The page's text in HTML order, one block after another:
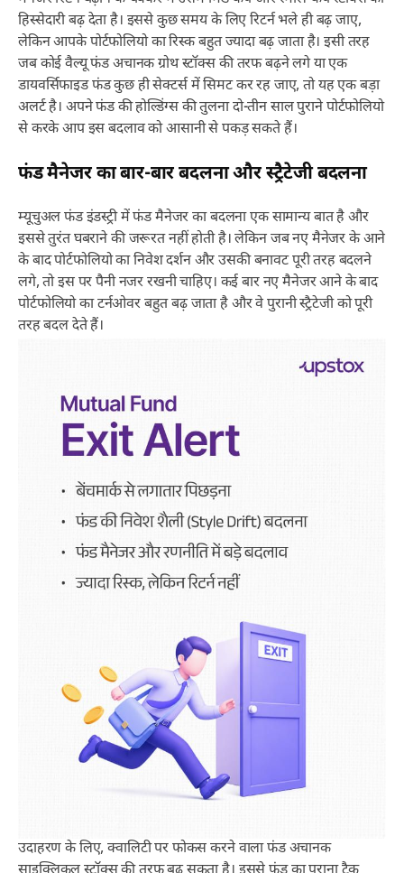
हिस्सेदारी बढ़ देता है। इससे कुछ समय के लिए रिटर्न भले ही बढ़ जाए,
लेकिन आपके पोर्टफोलियो का रिस्क बहुत ज्यादा बढ़ जाता है। इसी तरह
जब कोई वैल्यू फंड अचानक ग्रोथ स्टॉक्स की तरफ बढ़ने लगे या एक
डायवर्सिफाइड फंड कुछ ही सेक्टर्स में सिमट कर रह जाए, तो यह एक बड़ा
अलर्ट है। अपने फंड की होल्डिंग्स की तुलना दो-तीन साल पुराने पोर्टफोलियो
से करके आप इस बदलाव को आसानी से पकड़ सकते हैं।
फंड मैनेजर का बार-बार बदलना और स्ट्रैटेजी बदलना
म्यूचुअल फंड इंडस्ट्री में फंड मैनेजर का बदलना एक सामान्य बात है और
इससे तुरंत घबराने की जरूरत नहीं होती है। लेकिन जब नए मैनेजर के आने
के बाद पोर्टफोलियो का निवेश दर्शन और उसकी बनावट पूरी तरह बदलने
लगे, तो इस पर पैनी नजर रखनी चाहिए। कई बार नए मैनेजर आने के बाद
पोर्टफोलियो का टर्नओवर बहुत बढ़ जाता है और वे पुरानी स्ट्रैटेजी को पूरी
तरह बदल देते हैं।
उदाहरण के लिए, क्वालिटी पर फोकस करने वाला फंड अचानक